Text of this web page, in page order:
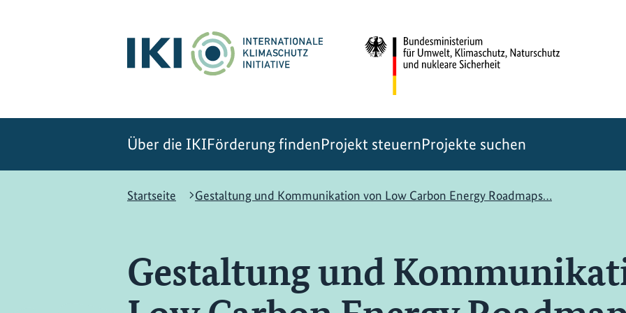
Über die IKIFörderung findenProjekt steuernProjekte suchen
Startseite
Gestaltung und Kommunikation von Low Carbon Energy Roadmaps…
Gestaltung und